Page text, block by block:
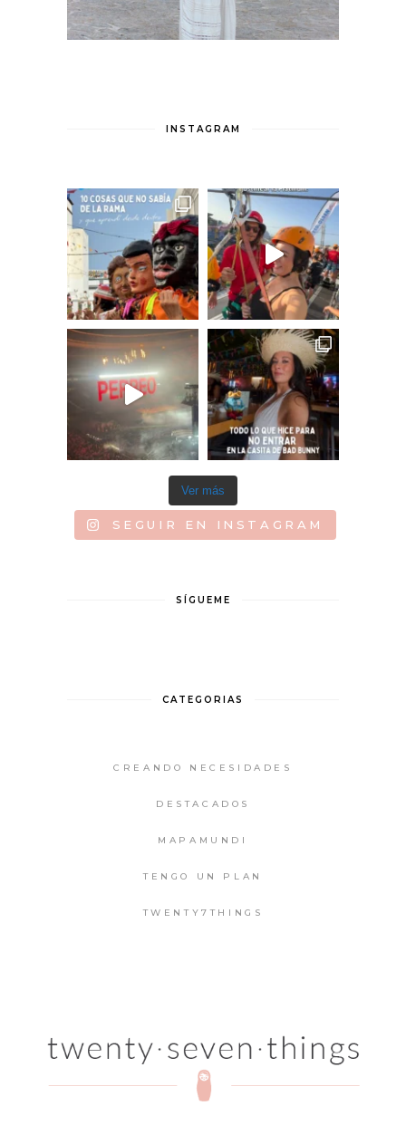
INSTAGRAM
Ver más
SEGUIR EN INSTAGRAM
SÍGUEME
CATEGORIAS
CREANDO NECESIDADES
DESTACADOS
MAPAMUNDI
TENGO UN PLAN
TWENTY7THINGS